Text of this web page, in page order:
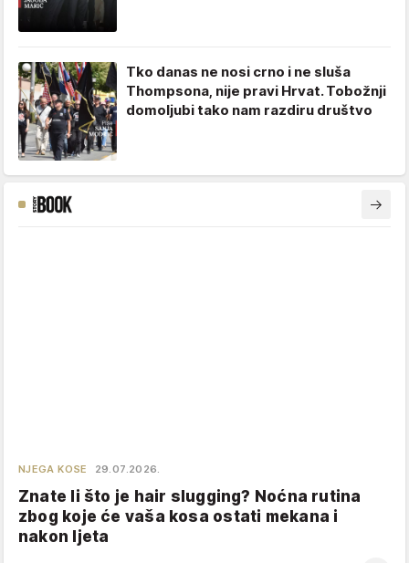
Tko danas ne nosi crno i ne sluša
Thompsona, nije pravi Hrvat. Tobožnji
domoljubi tako nam razdiru društvo
NJEGA KOSE 29.07.2026.
Znate li što je hair slugging? Noćna rutina
zbog koje će vaša kosa ostati mekana i
nakon ljeta